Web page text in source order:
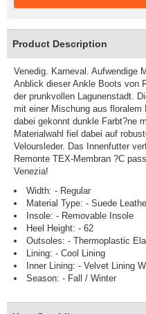
Product Description
Venedig. Karneval. Aufwendige
Anblick dieser Ankle Boots von
der prunkvollen Lagunenstadt.
mit einer Mischung aus
dabei gekonnt dunkle Farbt?ne
Materialwahl fiel dabei auf
Veloursleder. Das Innenfutter
Remonte TEX-Membran ?C
Venezia!
Width: - Regular
Material Type: - Suede
Insole: - Removable Insole
Heel Height: - 62
Outsoles: - Thermoplastic
Lining: - Cool Lining
Inner Lining: - Velvet Lining
Season: - Fall / Winter